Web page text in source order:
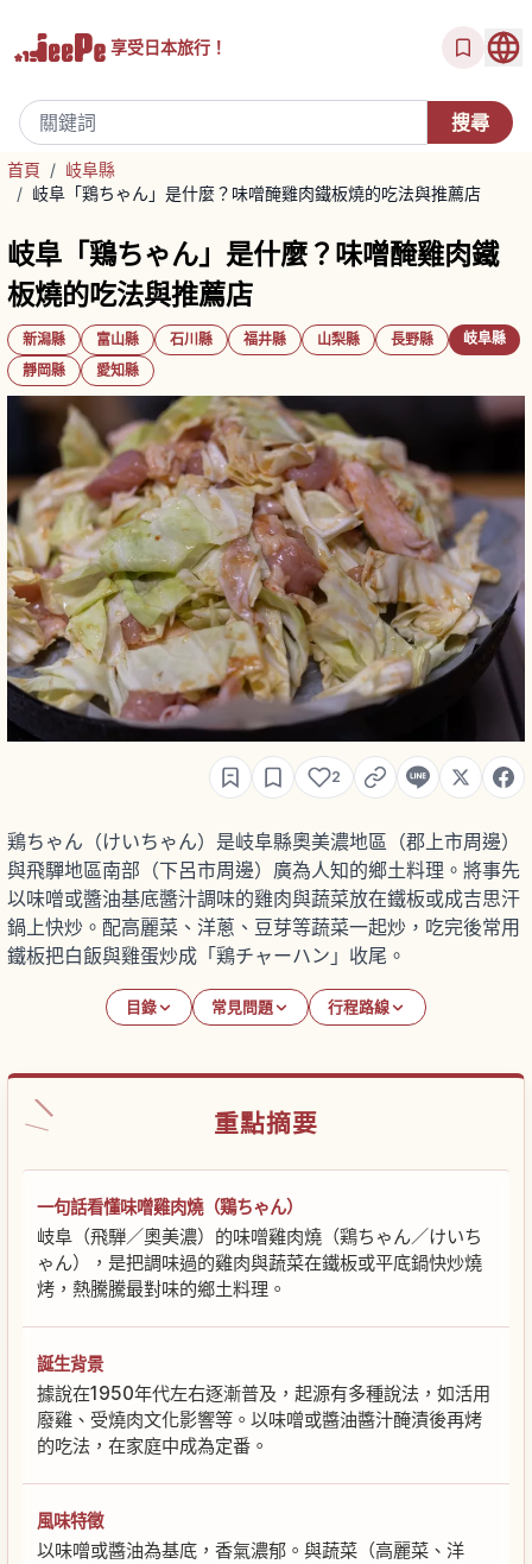
享受日本旅行！
首頁 / 岐阜縣
/ 岐阜「鶏ちゃん」是什麼？味噌醃雞肉鐵板燒的吃法與推薦店
岐阜「鶏ちゃん」是什麼？味噌醃雞肉鐵
板燒的吃法與推薦店
新潟縣 富山縣 石川縣 福井縣 山梨縣 長野縣
岐阜縣
靜岡縣
愛知縣
2
鶏ちゃん（けいちゃん）是岐阜縣奧美濃地區（郡上市周邊）
與飛驒地區南部（下呂市周邊）廣為人知的鄉土料理。將事先
以味噌或醬油基底醬汁調味的雞肉與蔬菜放在鐵板或成吉思汗
鍋上快炒。配高麗菜、洋蔥、豆芽等蔬菜一起炒，吃完後常用
鐵板把白飯與雞蛋炒成「鶏チャーハン」收尾。
目錄 常見問題 行程路線
重點摘要
一句話看懂味噌雞肉燒（鶏ちゃん）
岐阜（飛騨／奧美濃）的味噌雞肉燒（鶏ちゃん／けいち
ゃん），是把調味過的雞肉與蔬菜在鐵板或平底鍋快炒燒
烤，熱騰騰最對味的鄉土料理。
誕生背景
據說在1950年代左右逐漸普及，起源有多種說法，如活用
廢雞、受燒肉文化影響等。以味噌或醬油醬汁醃漬後再烤
的吃法，在家庭中成為定番。
風味特徵
以味噌或醬油為基底，香氣濃郁。與蔬菜（高麗菜、洋